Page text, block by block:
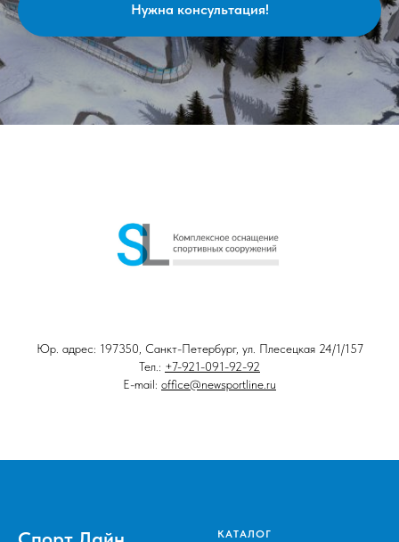
Нужна консультация!
Юр. адрес: 197350, Санкт-Петербург, ул. Плесецкая 24/1/157
Тел.: +7-921-091-92-92
E-mail: office@newsportline.ru
КАТАЛОГ